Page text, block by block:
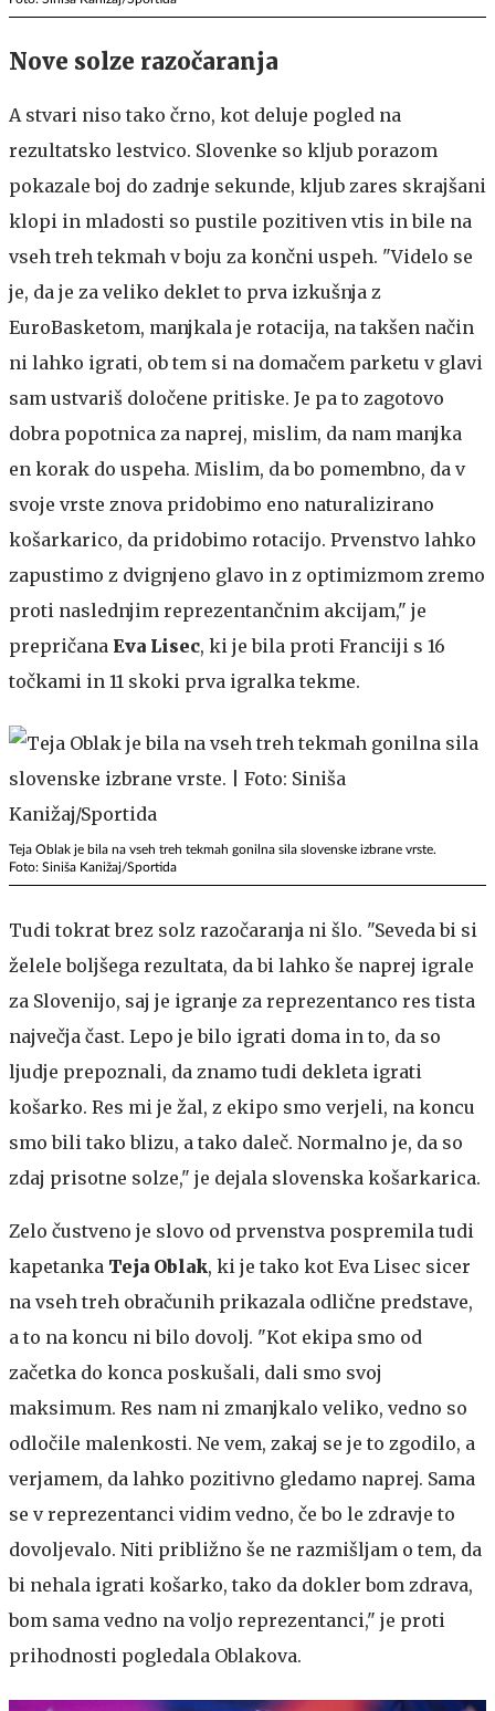
Nove solze razočaranja
A stvari niso tako črno, kot deluje pogled na
rezultatsko lestvico. Slovenke so kljub porazom
pokazale boj do zadnje sekunde, kljub zares skrajšani
klopi in mladosti so pustile pozitiven vtis in bile na
vseh treh tekmah v boju za končni uspeh. "Videlo se
je, da je za veliko deklet to prva izkušnja z
EuroBasketom, manjkala je rotacija, na takšen način
ni lahko igrati, ob tem si na domačem parketu v glavi
sam ustvariš določene pritiske. Je pa to zagotovo
dobra popotnica za naprej, mislim, da nam manjka
en korak do uspeha. Mislim, da bo pomembno, da v
svoje vrste znova pridobimo eno naturalizirano
košarkarico, da pridobimo rotacijo. Prvenstvo lahko
zapustimo z dvignjeno glavo in z optimizmom zremo
proti naslednjim reprezentančnim akcijam," je
prepričana Eva Lisec, ki je bila proti Franciji s 16
točkami in 11 skoki prva igralka tekme.
Teja Oblak je bila na vseh treh tekmah gonilna sila slovenske izbrane vrste.
Foto: Siniša Kanižaj/Sportida
Tudi tokrat brez solz razočaranja ni šlo. "Seveda bi si
želele boljšega rezultata, da bi lahko še naprej igrale
za Slovenijo, saj je igranje za reprezentanco res tista
največja čast. Lepo je bilo igrati doma in to, da so
ljudje prepoznali, da znamo tudi dekleta igrati
košarko. Res mi je žal, z ekipo smo verjeli, na koncu
smo bili tako blizu, a tako daleč. Normalno je, da so
zdaj prisotne solze," je dejala slovenska košarkarica.
Zelo čustveno je slovo od prvenstva pospremila tudi
kapetanka Teja Oblak, ki je tako kot Eva Lisec sicer
na vseh treh obračunih prikazala odlične predstave,
a to na koncu ni bilo dovolj. "Kot ekipa smo od
začetka do konca poskušali, dali smo svoj
maksimum. Res nam ni zmanjkalo veliko, vedno so
odločile malenkosti. Ne vem, zakaj se je to zgodilo, a
verjamem, da lahko pozitivno gledamo naprej. Sama
se v reprezentanci vidim vedno, če bo le zdravje to
dovoljevalo. Niti približno še ne razmišljam o tem, da
bi nehala igrati košarko, tako da dokler bom zdrava,
bom sama vedno na voljo reprezentanci," je proti
prihodnosti pogledala Oblakova.